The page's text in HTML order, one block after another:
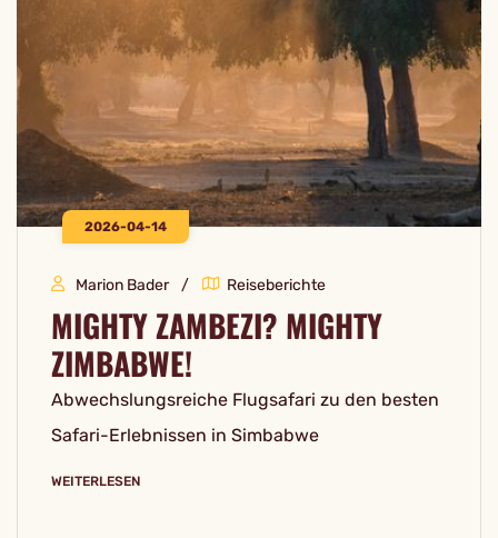
2026-04-14
Marion Bader Reiseberichte
MIGHTY ZAMBEZI? MIGHTY
ZIMBABWE!
Abwechslungsreiche Flugsafari zu den besten
Safari-Erlebnissen in Simbabwe
WEITERLESEN